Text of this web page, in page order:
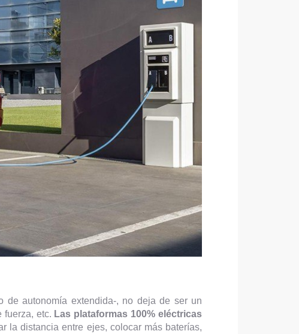
autonomía extendida-, no deja de ser un
fuerza, etc. Las plataformas 100% eléctricas
la distancia entre ejes, colocar más baterías,